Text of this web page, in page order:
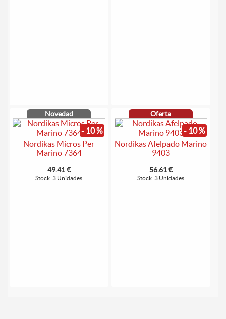
Novedad
- 10 %
Nordikas Micros Per
Marino 7364
49.41 €
Stock: 3 Unidades
Oferta
- 10 %
Nordikas Afelpado Marino
9403
56.61 €
Stock: 3 Unidades